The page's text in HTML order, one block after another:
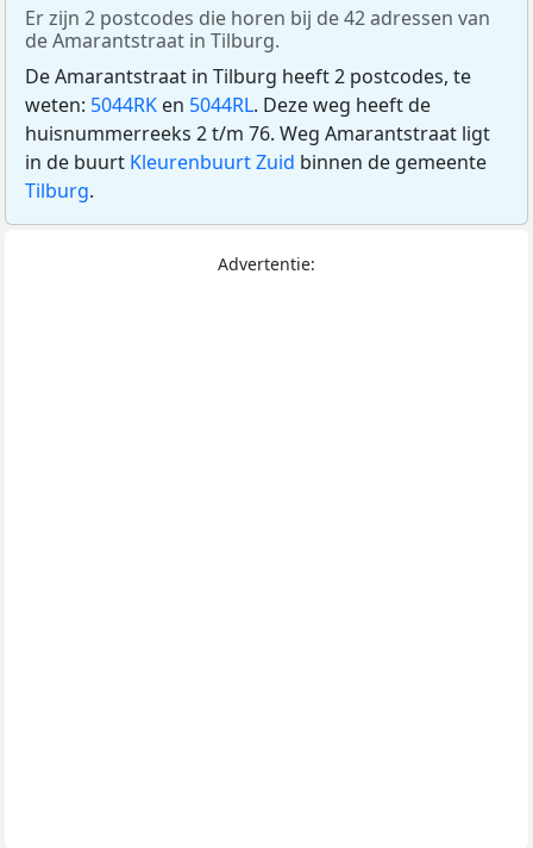
Er zijn 2 postcodes die horen bij de 42 adressen van
de Amarantstraat in Tilburg.
De Amarantstraat in Tilburg heeft 2 postcodes, te
weten: 5044RK en 5044RL. Deze weg heeft de
huisnummerreeks 2 t/m 76. Weg Amarantstraat ligt
in de buurt Kleurenbuurt Zuid binnen de gemeente
Tilburg.
Advertentie: